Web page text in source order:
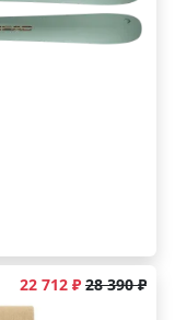
22 712 ₽ 28 390 ₽